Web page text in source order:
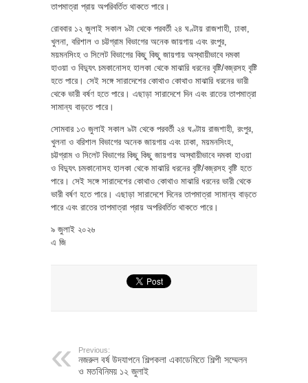
তাপমাত্রা প্রায় অপরিবর্তিত থাকতে পারে।
রোববার ১২ জুলাই সকাল ৯টা থেকে পরবর্তী ২৪ ঘণ্টায় রাজশাহী, ঢাকা,
খুলনা, বরিশাল ও চট্টগ্রাম বিভাগের অনেক জায়গায় এবং রংপুর,
ময়মনসিংহ ও সিলেট বিভাগের কিছু কিছু জায়গায় অস্থায়ীভাবে দমকা
হাওয়া ও বিদ্যুৎ চমকানোসহ হালকা থেকে মাঝারি ধরনের বৃষ্টি/বজ্রসহ বৃষ্টি
হতে পারে। সেই সঙ্গে সারাদেশের কোথাও কোথাও মাঝারি ধরনের ভারী
থেকে ভারী বর্ষণ হতে পারে। এছাড়া সারাদেশে দিন এবং রাতের তাপমাত্রা
সামান্য বাড়তে পারে।
সোমবার ১৩ জুলাই সকাল ৯টা থেকে পরবর্তী ২৪ ঘণ্টায় রাজশাহী, রংপুর,
খুলনা ও বরিশাল বিভাগের অনেক জায়গায় এবং ঢাকা, ময়মনসিংহ,
চট্টগ্রাম ও সিলেট বিভাগের কিছু কিছু জায়গায় অস্থায়ীভাবে দমকা হাওয়া
ও বিদ্যুৎ চমকানোসহ হালকা থেকে মাঝারি ধরনের বৃষ্টি/বজ্রসহ বৃষ্টি হতে
পারে। সেই সঙ্গে সারাদেশের কোথাও কোথাও মাঝারি ধরনের ভারী থেকে
ভারী বর্ষণ হতে পারে। এছাড়া সারাদেশে দিনের তাপমাত্রা সামান্য বাড়তে
পারে এবং রাতের তাপমাত্রা প্রায় অপরিবর্তিত থাকতে পারে।
৯ জুলাই ২০২৬
এ জি
Previous:
নজরুল বর্ষ উদযাপনে শিল্পকলা একাডেমিতে শিল্পী সম্মেলন
ও মতবিনিময় ১২ জুলাই